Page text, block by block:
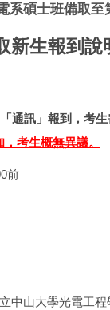
系碩士班備取至
生報到說
通訊」報到，考
考生概無異議。
前
中山大學光電工